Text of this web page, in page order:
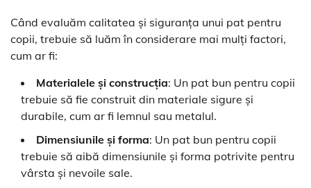
Când evaluăm calitatea și siguranța unui pat pentru
copii, trebuie să luăm în considerare mai mulți factori,
cum ar fi:
Materialele și construcția: Un pat bun pentru copii
trebuie să fie construit din materiale sigure și
durabile, cum ar fi lemnul sau metalul.
Dimensiunile și forma: Un pat bun pentru copii
trebuie să aibă dimensiunile și forma potrivite pentru
vârsta și nevoile sale.